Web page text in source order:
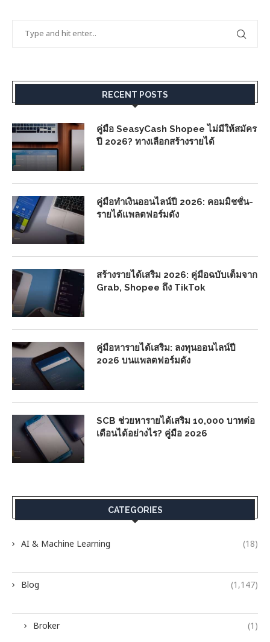
RECENT POSTS
คู่มือ SeasyCash Shopee ไม่มีให้สมัคร
ปี 2026? ทางเลือกสร้างรายได้
คู่มือทำเงินออนไลน์ปี 2026: คอมมิชชั่น-
รายได้แพลตฟอร์มดัง
สร้างรายได้เสริม 2026: คู่มือฉบับเต็มจาก
Grab, Shopee ถึง TikTok
คู่มือหารายได้เสริม: ลงทุนออนไลน์ปี
2026 บนแพลตฟอร์มดัง
SCB ช่วยหารายได้เสริม 10,000 บาทต่อ
เดือนได้อย่างไร? คู่มือ 2026
CATEGORIES
AI & Machine Learning (18)
Blog (1,147)
Broker (1)